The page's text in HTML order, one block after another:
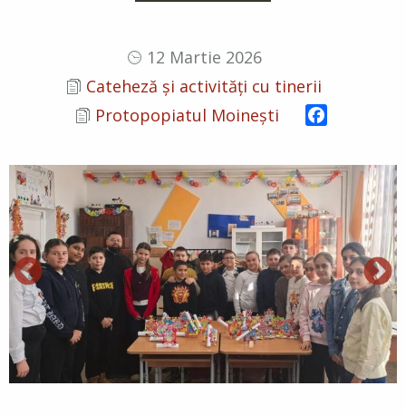
12 Martie 2026
Cateheză și activități cu tinerii
Protopopiatul Moinești